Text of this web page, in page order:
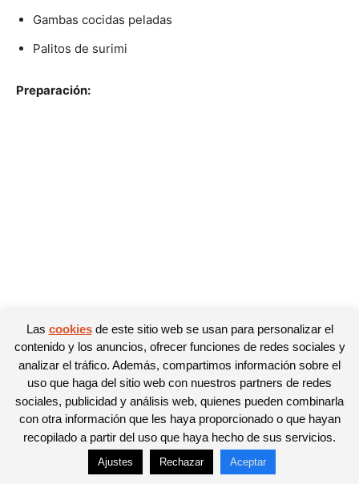
Gambas cocidas peladas
Palitos de surimi
Preparación:
Las cookiesde este sitio web se usan para personalizar el
contenido y los anuncios, ofrecer funciones de redes sociales y
analizar el tráfico. Además, compartimos información sobre el
uso que haga del sitio web con nuestros partners de redes
sociales, publicidad y análisis web, quienes pueden combinarla
con otra información que les haya proporcionado o que hayan
recopilado a partir del uso que haya hecho de sus servicios.
Ajustes Rechazar Aceptar